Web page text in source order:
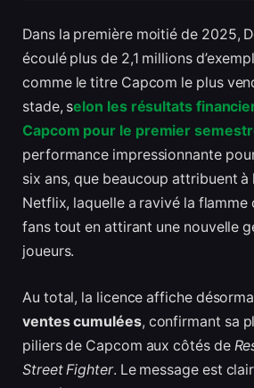
Dans la première moitié de 2025,
écoulé plus de 2,1 millions
comme le titre Capcom le plus
stade, selon les résultats
Capcom pour le premier
performance impressionnante
six ans, que beaucoup attribuent à
Netflix, laquelle a ravivé la flamme
fans tout en attirant une nouvelle
joueurs.
Au total, la licence affiche
ventes cumulées, confirmant sa
piliers de Capcom aux côtés de
Street Fighter. Le message est